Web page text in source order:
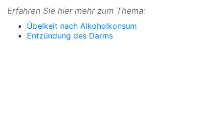
Erfahren Sie hier mehr zum Thema:
Übelkeit nach Alkoholkonsum
Entzündung des Darms